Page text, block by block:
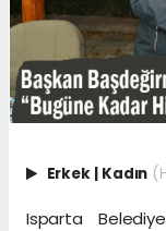
Erkek | Kadın
Isparta